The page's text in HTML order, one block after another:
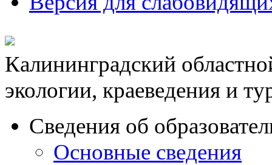
Калининградский
экологии, краеведения и
Сведения об
Основные сведения